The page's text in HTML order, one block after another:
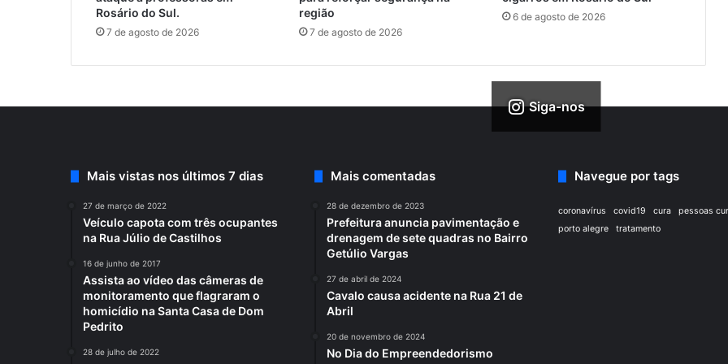
Rosário do Sul.
7 de agosto de 2026
região
7 de agosto de 2026
6 de agosto de 2026
Siga-nos
Mais vistas nos últimos 7 dias
27 de março de 2022
Veículo capota com três ocupantes
na Rua Júlio de Castilhos
16 de junho de 2017
Assista ao vídeo das câmeras de
monitoramento que flagraram o
homicídio na Santa Casa de Dom
Pedrito
28 de julho de 2022
Mais comentadas
28 de dezembro de 2023
Prefeitura anuncia pavimentação e
drenagem de sete quadras no Bairro
Getúlio Vargas
27 de abril de 2024
Cavalo causa acidente na Rua 21 de
Abril
20 de novembro de 2024
No Dia do Empreendedorismo
Navegue por tags
coronavírus covid19 cura
pessoas
porto alegre
tratamento